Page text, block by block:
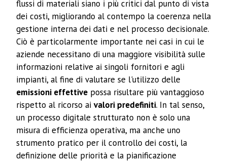
flussi di materiali siano i più critici dal punto di vista
dei costi, migliorando al contempo la coerenza nella
gestione interna dei dati e nel processo decisionale.
Ciò è particolarmente importante nei casi in cui le
aziende necessitano di una maggiore visibilità sulle
informazioni relative ai singoli fornitori e agli
impianti, al fine di valutare se l'utilizzo delle
emissioni effettive possa risultare più vantaggioso
rispetto al ricorso ai valori predefiniti. In tal senso,
un processo digitale strutturato non è solo una
misura di efficienza operativa, ma anche uno
strumento pratico per il controllo dei costi, la
definizione delle priorità e la pianificazione